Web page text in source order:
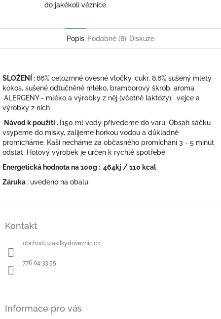
do jakékoli věznice
Popis Podobné (8) Diskuze
SLOŽENÍ :66% celozrnné ovesné vločky, cukr, 8,6% sušený mletý
kokos, sušené odtučněné mléko, bramborový škrob, aroma.
.ALERGENY - mléko a výrobky z něj (včetně laktózy), vejce a
výrobky z nich
Návod k použítí . Í150 ml vody přivedeme do varu. Obsah sáčku
vsypeme do misky, zalijeme horkou vodou a důkladně
promícháme. Kaši necháme za občasného promíchání 3 - 5 minut
odstát. Hotový výrobek je určen k rychlé spotřebě.
Energetická hodnota na 100g : 464kj / 110 kcal
Záruka : uvedeno na obalu
Kontakt
obchod@zasilkydoveznic.cz
776 04 33 55
Informace pro vás